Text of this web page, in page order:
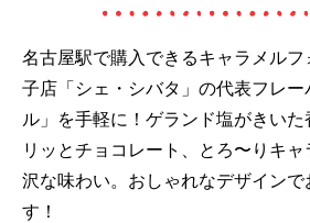
名古屋駅で購入できるキャラメル
子店「シェ・シバタ」の代表フレー
ル」を手軽に！ゲランド塩がきい
リッとチョコレート、とろ〜りキ
沢な味わい。おしゃれなデザイン
す！